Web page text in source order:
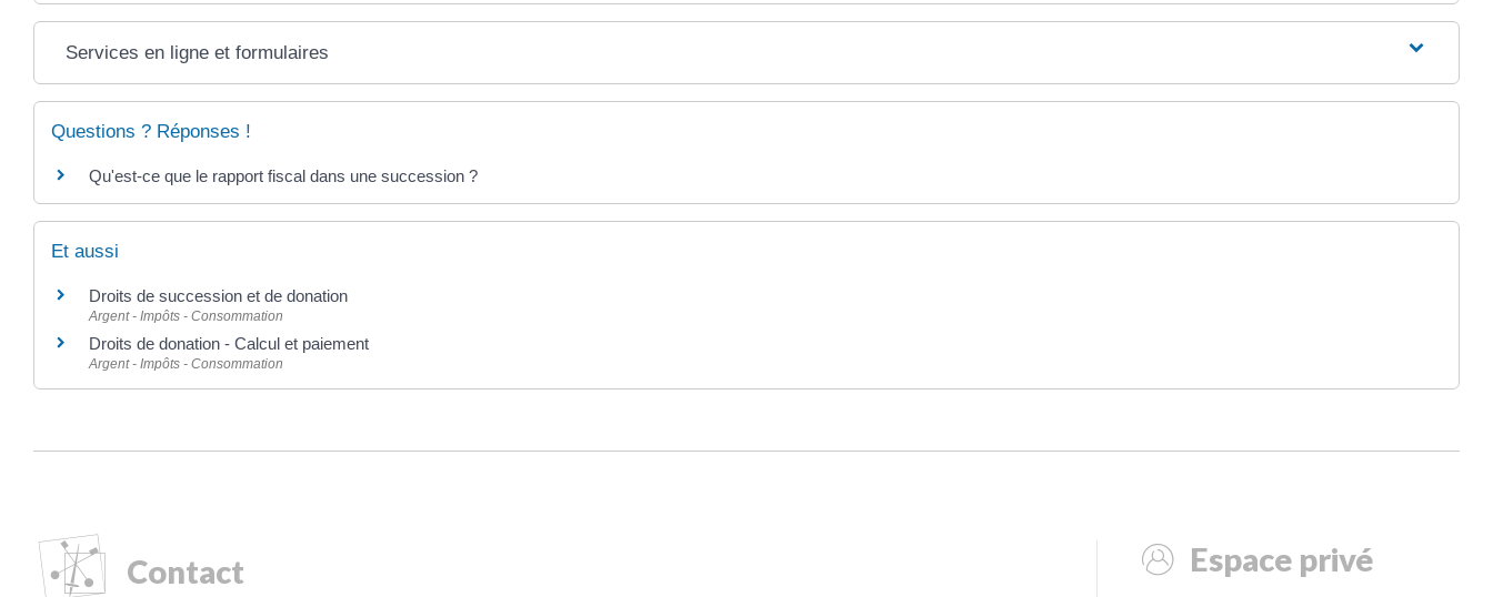
Services en ligne et formulaires
Questions ? Réponses !
Qu'est-ce que le rapport fiscal dans une succession ?
Et aussi
Droits de succession et de donation
Argent - Impôts - Consommation
Droits de donation - Calcul et paiement
Argent - Impôts - Consommation
Contact Espace privé